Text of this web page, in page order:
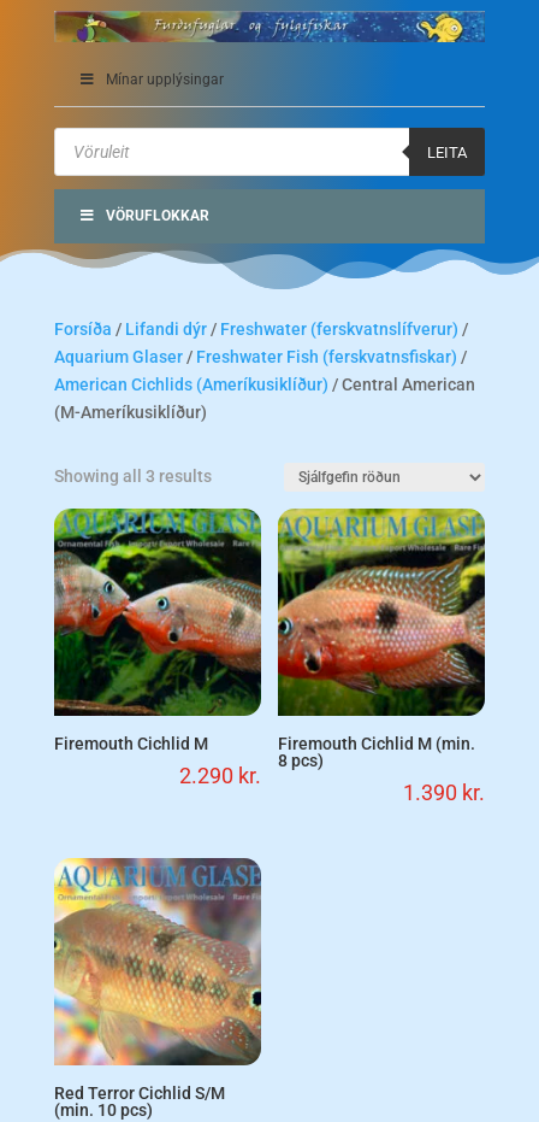
Mínar upplýsingar
Products
search
LEITA
VÖRUFLOKKAR
Forsíða / Lifandi dýr/ Freshwater (ferskvatnslífverur) /
Aquarium Glaser/ Freshwater Fish (ferskvatnsfiskar) /
American Cichlids (Ameríkusiklíður) / Central American
(M-Ameríkusiklíður)
Showing all 3 results
Firemouth Cichlid M
2.290 kr.
Firemouth Cichlid M (min.
8 pcs)
1.390 kr.
Red Terror Cichlid S/M
(min. 10 pcs)